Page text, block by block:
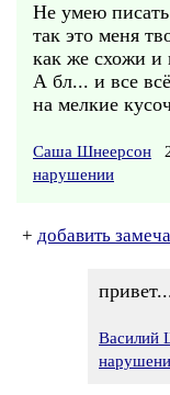
Не умею
так это меня
как же схожи
А бл... и все
на мелкие
Саша Шнеерсон
нарушении
+ добавить
Василий